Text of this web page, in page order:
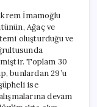
İmamoğlu
Ağaç ve
oluşturduğu ve
Toplam 30
bunlardan 29’u
ise
devam